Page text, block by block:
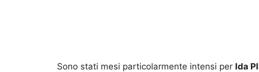
Sono stati mesi particolarmente intensi per Ida